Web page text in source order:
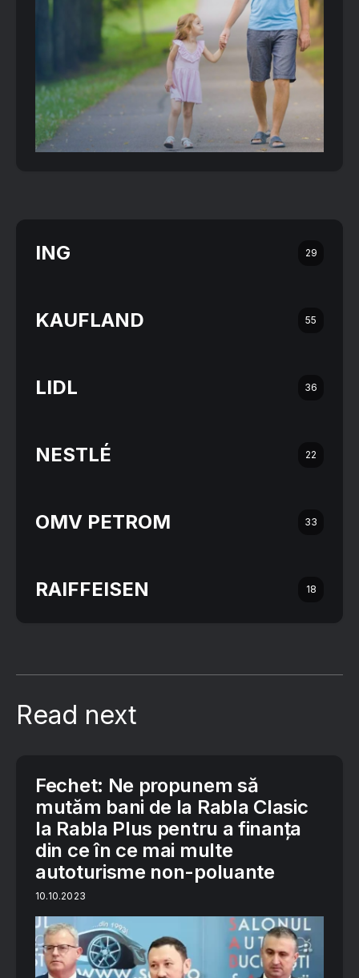
ING 29
KAUFLAND 55
LIDL 36
NESTLÉ 22
OMV PETROM 33
RAIFFEISEN 18
Read next
Fechet: Ne propunem să
mutăm bani de la Rabla Clasic
la Rabla Plus pentru a finanţa
din ce în ce mai multe
autoturisme non-poluante
10.10.2023